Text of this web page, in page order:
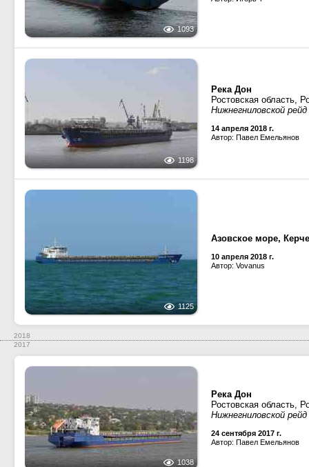
1093
1198
Река Дон
Ростовская область,
Нижнегниловской
14 апреля 2018 г.
Автор: Павел Емельянов
1125
Азовское море,
10 апреля 2018 г.
Автор: Vovanus
2018
2017
1038
Река Дон
Ростовская область,
Нижнегниловской
24 сентября 2017 г.
Автор: Павел Емельянов